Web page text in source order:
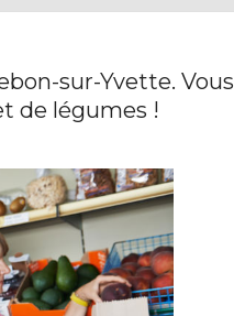
sur-Yvette. Vous
de légumes !